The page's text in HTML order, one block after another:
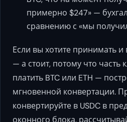
примерно $247» —
сравнению с «мы
Если вы хотите принимать и
— а стоит, потому что часть
платить BTC или ETH —
мгновенной конвертации.
конвертируйте в USDC в
оконного блока,